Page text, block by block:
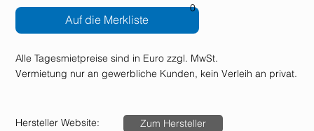
Auf die Merkliste
0
Alle Tagesmietpreise sind in Euro zzgl. MwSt.
Vermietung nur an gewerbliche Kunden, kein Verleih an privat.
Hersteller Website: Zum Hersteller